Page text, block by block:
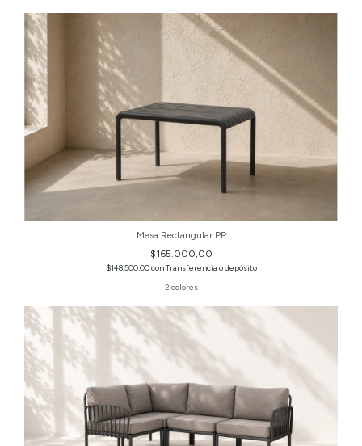
Mesa Rectangular PP
$165.000,00
$148.500,00conTransferencia o depósito
2 colores